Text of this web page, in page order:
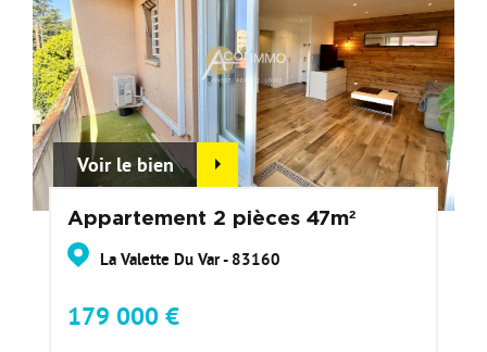
Voir le bien
Appartement 2 pièces 47m²
La Valette Du Var - 83160
179 000 €